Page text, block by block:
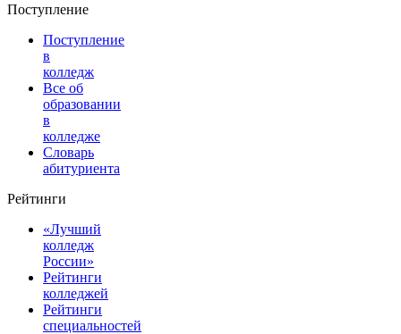
Поступление
Поступление
в
колледж
Все об
образовании
в
колледже
Словарь
абитуриента
Рейтинги
«Лучший
колледж
России»
Рейтинги
колледжей
Рейтинги
специальностей